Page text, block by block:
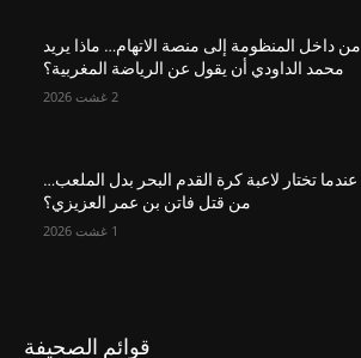
من داخل المنظومة إلى منصة الاتهام… ماذا يريد
محمد الداودي أن يقول عن الرياضة المغربية؟
2 غشت 2026
عندما تختار لاعبة كرة القدم البحر بدل الملعب…
من قتل فاتن بن عمر العزيزي؟
1 غشت 2026
قوائم الصحيفة